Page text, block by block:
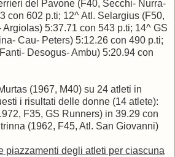
del Pavone (F40, Secchi- Nurra-
con 602 p.ti; 12^ Atl. Selargius (F50,
5:37.71 con 543 p.ti; 14^ GS
Cau- Peters) 5:12.26 con 490 p.ti;
Desogus- Ambu) 5:20.94 con
(1967, M40) su 24 atleti in
i risultati delle donne (14 atlete):
F35, GS Runners) in 39.29 con
(1962, F45, Atl. San Giovanni)
piazzamenti degli atleti per ciascuna